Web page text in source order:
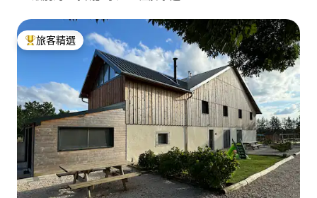
旅客精選榜首
旅客精選